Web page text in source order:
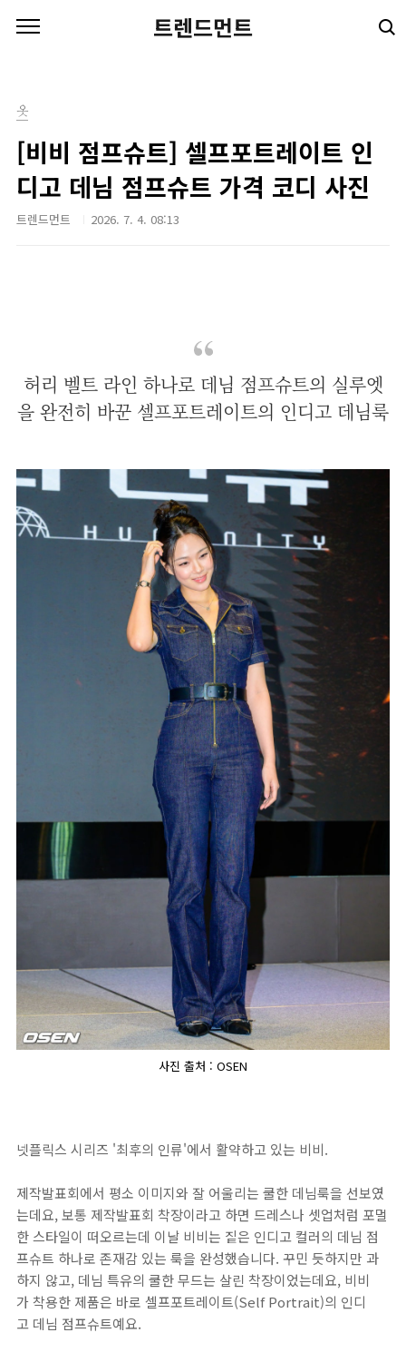
트렌드먼트
옷
[비비 점프슈트] 셀프포트레이트 인
디고 데님 점프슈트 가격 코디 사진
트렌드먼트 2026. 7. 4. 08:13
허리 벨트 라인 하나로 데님 점프슈트의 실루엣
을 완전히 바꾼 셀프포트레이트의 인디고 데님룩
사진 출처 : OSEN
넷플릭스 시리즈 '최후의 인류'에서 활약하고 있는 비비.
제작발표회에서 평소 이미지와 잘 어울리는 쿨한 데님룩을 선보였
는데요, 보통 제작발표회 착장이라고 하면 드레스나 셋업처럼 포멀
한 스타일이 떠오르는데 이날 비비는 짙은 인디고 컬러의 데님 점
프슈트 하나로 존재감 있는 룩을 완성했습니다. 꾸민 듯하지만 과
하지 않고, 데님 특유의 쿨한 무드는 살린 착장이었는데요, 비비
가 착용한 제품은 바로 셀프포트레이트(Self Portrait)의 인디
고 데님 점프슈트예요.